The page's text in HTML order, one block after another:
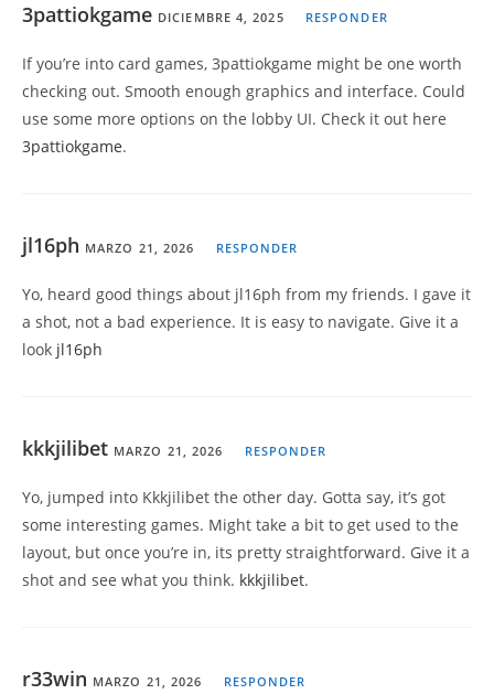
3pattiokgame DICIEMBRE 4, 2025 RESPONDER
If you’re into card games, 3pattiokgame might be one worth
checking out. Smooth enough graphics and interface. Could
use some more options on the lobby UI. Check it out here
3pattiokgame.
jl16ph MARZO 21, 2026 RESPONDER
Yo, heard good things about jl16ph from my friends. I gave it
a shot, not a bad experience. It is easy to navigate. Give it a
look jl16ph
kkkjilibet MARZO 21, 2026 RESPONDER
Yo, jumped into Kkkjilibet the other day. Gotta say, it’s got
some interesting games. Might take a bit to get used to the
layout, but once you’re in, its pretty straightforward. Give it a
shot and see what you think. kkkjilibet.
r33win MARZO 21, 2026 RESPONDER